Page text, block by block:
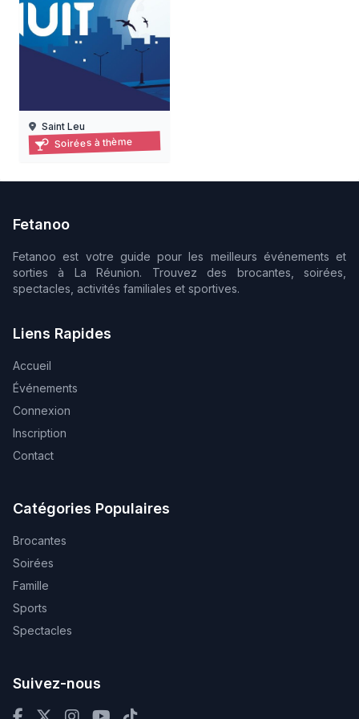
Les jours de la nuit à kélonia – visites nocturnes 2026
19/06/2026 au 18/09/2026
Saint Leu
Soirées à thème
Fetanoo
Fetanoo est votre guide pour les meilleurs événements et
sorties à La Réunion. Trouvez des brocantes, soirées,
spectacles, activités familiales et sportives.
Liens Rapides
Accueil
Événements
Connexion
Inscription
Contact
Catégories Populaires
Brocantes
Soirées
Famille
Sports
Spectacles
Suivez-nous